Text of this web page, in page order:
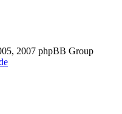
2007 phpBB Group